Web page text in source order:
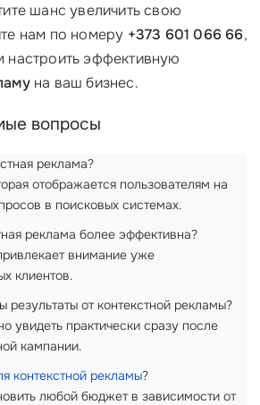
шанс увеличить свою
нам по номеру +373 601 066 66,
эффективную
на ваш бизнес.
вопросы
реклама?
отображается пользователям на
в поисковых системах.
реклама более эффективна?
внимание уже
клиентов.
результаты от контекстной рекламы?
увидеть практически сразу после
кампании.
контекстной рекламы?
любой бюджет в зависимости от